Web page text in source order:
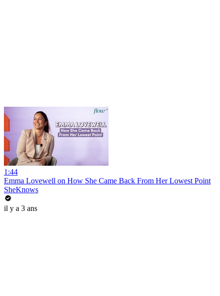
1:44
Emma Lovewell on How She Came Back From Her Lowest Point
SheKnows
il y a 3 ans